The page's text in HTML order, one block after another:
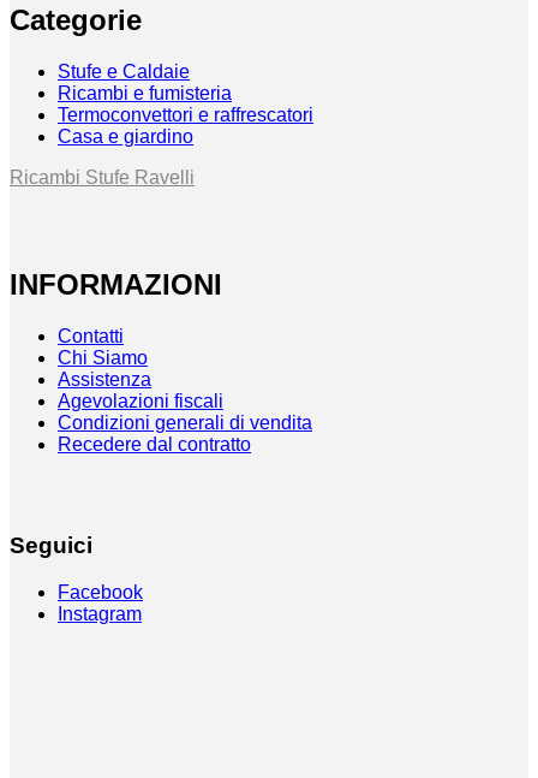
Categorie
Stufe e Caldaie
Ricambi e fumisteria
Termoconvettori e raffrescatori
Casa e giardino
Ricambi Stufe Ravelli
INFORMAZIONI
Contatti
Chi Siamo
Assistenza
Agevolazioni fiscali
Condizioni generali di vendita
Recedere dal contratto
Seguici
Facebook
Instagram